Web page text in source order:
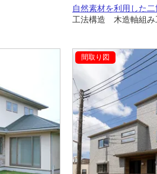
自然素材を利用した
工法構造 木造軸組み